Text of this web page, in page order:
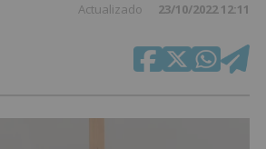
Actualizado 23/10/2022 12:11